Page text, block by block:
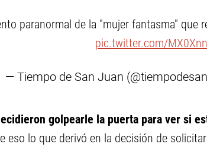
paranormal de la "mujer fantasma" que
pic.twitter.com/
— Tiempo de San Juan
golpearle la puerta para ver si
eso lo que derivó en la decisión de